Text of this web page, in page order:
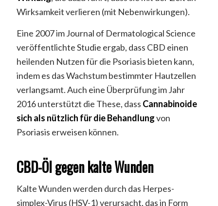
Wirksamkeit verlieren (mit Nebenwirkungen).
Eine 2007 im Journal of Dermatological Science
veröffentlichte Studie ergab, dass CBD einen
heilenden Nutzen für die Psoriasis bieten kann,
indem es das Wachstum bestimmter Hautzellen
verlangsamt. Auch eine Überprüfung im Jahr
2016 unterstützt die These, dass Cannabinoide
sich als nützlich für die Behandlungvon
Psoriasis erweisen können.
CBD-Öl gegen kalte Wunden
Kalte Wunden werden durch das Herpes-
simplex-Virus (HSV-1) verursacht, das in Form